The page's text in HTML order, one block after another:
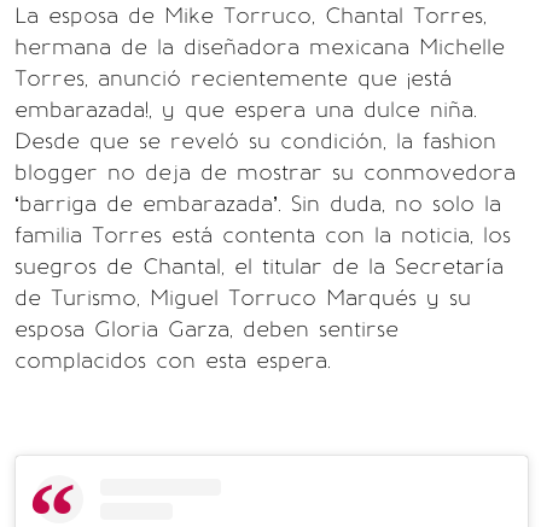
La esposa de Mike Torruco, Chantal Torres,
hermana de la diseñadora mexicana Michelle
Torres, anunció recientemente que ¡está
embarazada!, y que espera una dulce niña.
Desde que se reveló su condición, la fashion
blogger no deja de mostrar su conmovedora
‘barriga de embarazada’. Sin duda, no solo la
familia Torres está contenta con la noticia, los
suegros de Chantal, el titular de la Secretaría
de Turismo, Miguel Torruco Marqués y su
esposa Gloria Garza, deben sentirse
complacidos con esta espera.